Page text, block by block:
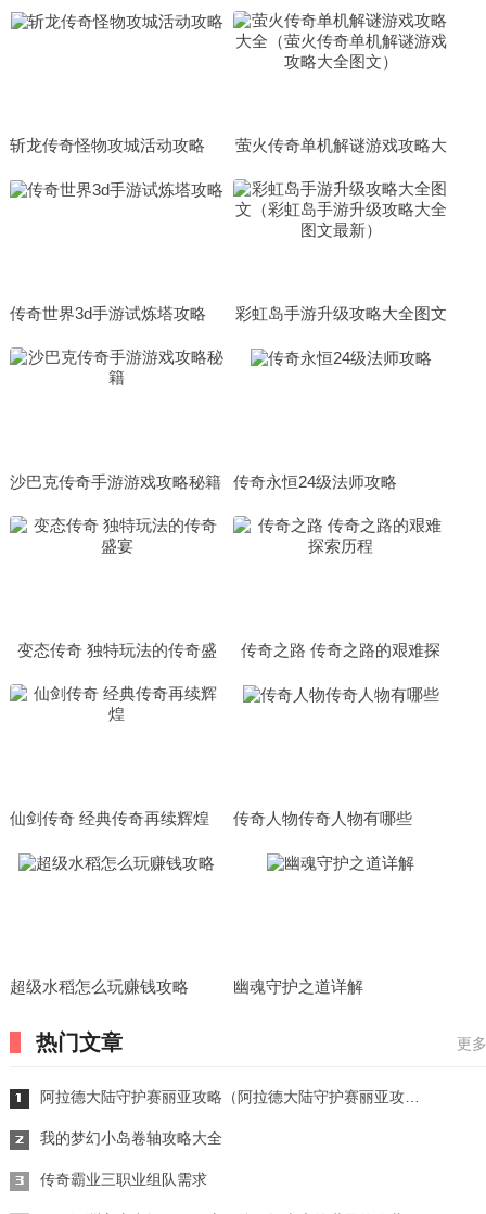
斩龙传奇怪物攻城活动攻略
萤火传奇单机解谜游戏攻略大
略大全图文）
传奇世界3d手游试炼塔攻略
彩虹岛手游升级攻略大全图文
文最新）
沙巴克传奇手游游戏攻略秘籍 传奇永恒24级法师攻略
变态传奇 独特玩法的传奇盛
传奇之路 传奇之路的艰难探
仙剑传奇 经典传奇再续辉煌 传奇人物传奇人物有哪些
超级水稻怎么玩赚钱攻略 幽魂守护之道详解
热门文章 更
阿拉德大陆守护赛丽亚攻略（阿拉德大陆守护赛丽亚攻略视频）
我的梦幻小岛卷轴攻略大全
传奇霸业三职业组队需求